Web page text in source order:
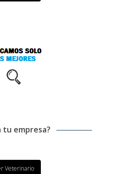
tu empresa?
Veterinario